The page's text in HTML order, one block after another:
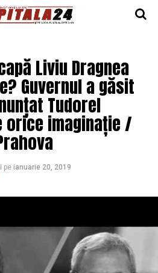
Liviu Dragnea
Guvernul a găsit
Tudorel
orice imaginație /
pe ianuarie 20, 2019